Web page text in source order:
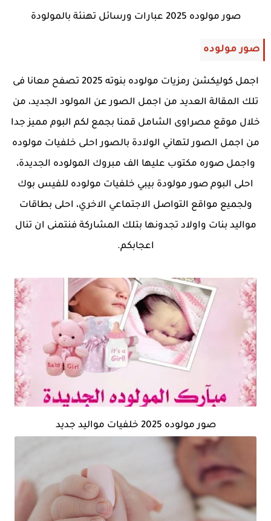
صور مولوده 2025 عبارات ورسائل تهنئة بالمولودة
صور مولوده
اجمل كوليكشن رمزيات مولوده بنوته 2025 تصفح معانا فى
تلك المقالة العديد من اجمل الصور عن المولود الجديد، من
خلال موقع مصراوى الشامل قمنا بجمع لكم البوم مميز جدا
من اجمل الصور لتهاني الولادة بالصور احلى خلفيات مولوده
واجمل صوره مكتوب عليها الف مبروك المولوده الجديدة،
احلى البوم صور مولودة بيبي خلفيات مولوده للفيس بوك
ولجميع مواقع التواصل الاجتماعي الاخري، احلى بطاقات
مواليد بنات واولاد تجدونها بتلك المشاركة فنتمنى ان تنال
اعجابكم.
صور مولوده 2025 خلفيات مواليد جديد